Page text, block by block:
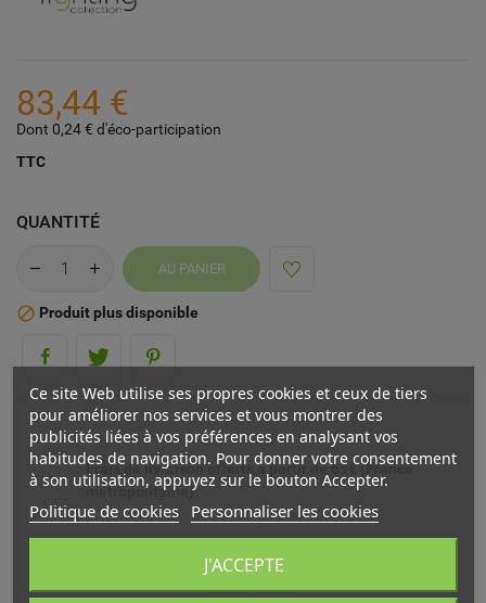
83,44 €
Dont 0,24 € d'éco-participation
TTC
QUANTITÉ
AU PANIER
 Produit plus disponible
Frais de livraison offerts à partir de 69€ (France
métropolitaine)
Ce site Web utilise ses propres cookies et ceux de tiers
pour améliorer nos services et vous montrer des
publicités liées à vos préférences en analysant vos
habitudes de navigation. Pour donner votre consentement
à son utilisation, appuyez sur le bouton Accepter.
Politique de cookies Personnaliser les cookies
J'ACCEPTE